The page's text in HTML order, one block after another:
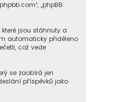
„phpBB
jsou stáhnuty a
automaticky přiděleno
což vede
se zaobírá jen
příspěvků jako